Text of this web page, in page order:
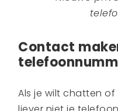
Contact
Als je wilt chatten